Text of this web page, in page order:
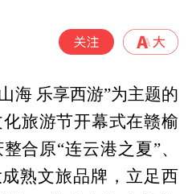
海 乐享西游”为主题的
旅游节开幕式在赣榆
合原“连云港之夏”、
熟文旅品牌，立足西